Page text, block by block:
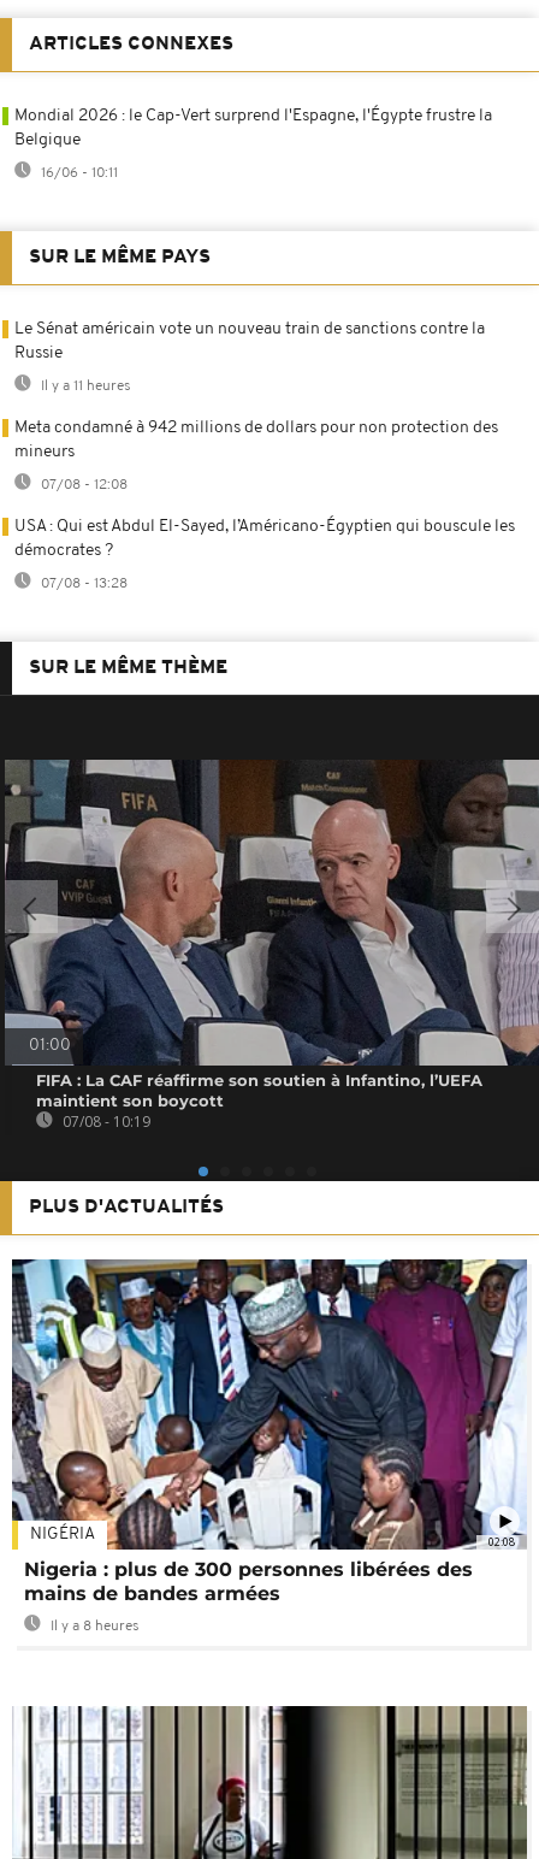
ARTICLES CONNEXES
Mondial 2026 : le Cap-Vert surprend l'Espagne, l'Égypte frustre la
Belgique
16/06 - 10:11
SUR LE MÊME PAYS
Le Sénat américain vote un nouveau train de sanctions contre la
Russie
Il y a 11 heures
Meta condamné à 942 millions de dollars pour non protection des
mineurs
07/08 - 12:08
USA : Qui est Abdul El-Sayed, l’Américano-Égyptien qui bouscule les
démocrates ?
07/08 - 13:28
SUR LE MÊME THÈME
01:00
FIFA : La CAF réaffirme son soutien à Infantino, l’UEFA
maintient son boycott
07/08 - 10:19
PLUS D'ACTUALITÉS
02:08
NIGÉRIA
Nigeria : plus de 300 personnes libérées des
mains de bandes armées
Il y a 8 heures